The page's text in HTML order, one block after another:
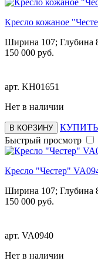
Кресло кожаное
Ширина 107; Глубина
150 000 руб.
арт. KH01651
Нет в наличии
В КОРЗИНУ
Быстрый просмотр
Кресло "Честер"
Ширина 107; Глубина
150 000 руб.
арт. VA0940
Нет в наличии